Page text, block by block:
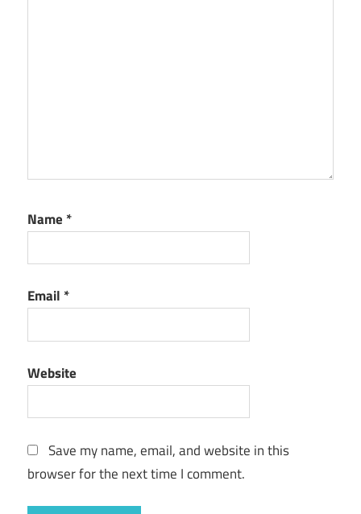
Name *
Email *
Website
Save my name, email, and website in this
browser for the next time I comment.